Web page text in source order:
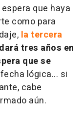
que haya
como para
la tercera
tres años en
que se
lógica... si
cabe
aún.